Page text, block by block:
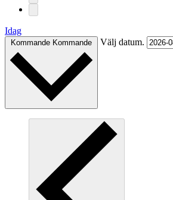
Idag
Kommande Kommande Välj datum.